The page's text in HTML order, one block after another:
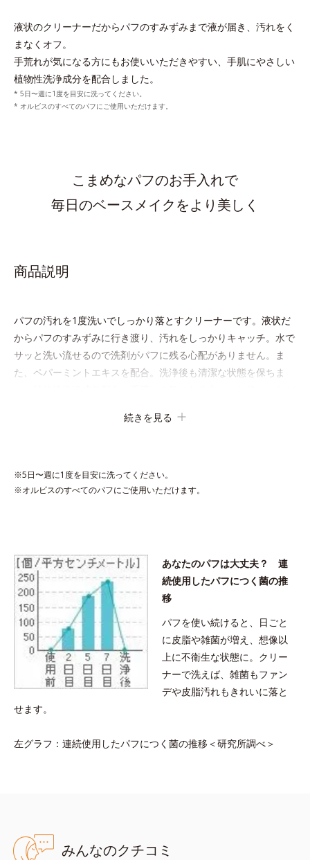
液状のクリーナーだからパフのすみずみまで液が届き、汚れをく
まなくオフ。
手荒れが気になる方にもお使いいただきやすい、手肌にやさしい
植物性洗浄成分を配合しました。
* 5日〜週に1度を目安に洗ってください。
* オルビスのすべてのパフにご使用いただけます。
こまめなパフのお手入れで
毎日のベースメイクをより美しく
商品説明
パフの汚れを1度洗いでしっかり落とすクリーナーです。液状だ
からパフのすみずみに行き渡り、汚れをしっかりキャッチ。水で
サッと洗い流せるので洗剤がパフに残る心配がありません。ま
た、ペパーミントエキスを配合。洗浄後も清潔な状態を保ちま
続きを見る
※5日〜週に1度を目安に洗ってください。
※オルビスのすべてのパフにご使用いただけます。
あなたのパフは大丈夫？ 連
続使用したパフにつく菌の推
移
パフを使い続けると、日ごと
に皮脂や雑菌が増え、想像以
上に不衛生な状態に。クリー
ナーで洗えば、雑菌もファン
デや皮脂汚れもきれいに落と
せます。
左グラフ：連続使用したパフにつく菌の推移＜研究所調べ＞
みんなのクチコミ